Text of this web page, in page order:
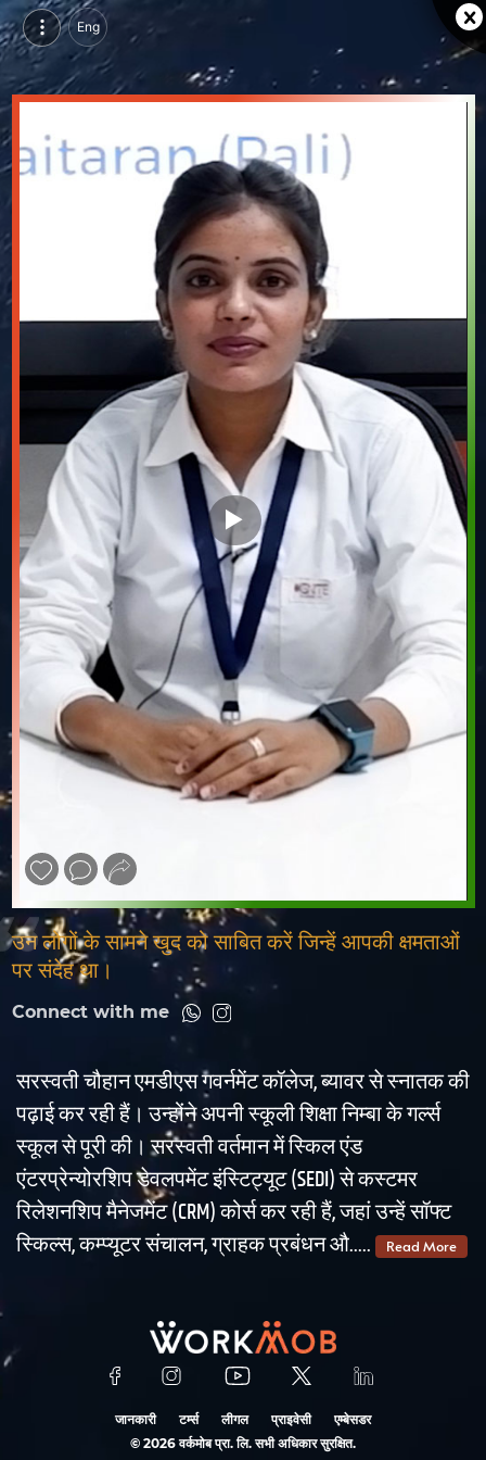
Eng
सरस्वती चौहान, परसुइन्ग सर्टिफिकेशन कोर्स इन सीआरएम, सेडी, ब्यावर | वीडियो परिचय देखें
सरस्वती चौहान, परसुइन्ग सर्टिफिकेशन कोर्स इन सीआरएम, सेडी, ब्यावर का वीडियो परिचय और सिंगल ब्रांडिंग पेज देखें।
उन लोगों के सामने खुद को साबित करें जिन्हें आपकी क्षमताओं
पर संदेह था।
Connect with me
सरस्वती चौहान एमडीएस गवर्नमेंट कॉलेज, ब्यावर से स्नातक की
पढ़ाई कर रही हैं। उन्होंने अपनी स्कूली शिक्षा निम्बा के गर्ल्स
स्कूल से पूरी की। सरस्वती वर्तमान में स्किल एंड
एंटरप्रेन्योरशिप डेवलपमेंट इंस्टिट्यूट (SEDI) से कस्टमर
रिलेशनशिप मैनेजमेंट (CRM) कोर्स कर रही हैं, जहां उन्हें सॉफ्ट
स्किल्स, कम्प्यूटर संचालन, ग्राहक प्रबंधन औ.....
Read More
© 2026 वर्कमोब प्रा. लि. सभी अधिकार सुरक्षित.
जानकारी टर्म्स लीगल प्राइवेसी एम्बेसडर